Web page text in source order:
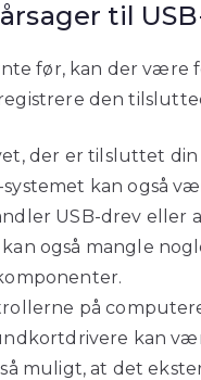
til
før, kan der være
den
der er tilsluttet
systemet kan også
USB-drev eller
også mangle
på
kan
muligt, at det